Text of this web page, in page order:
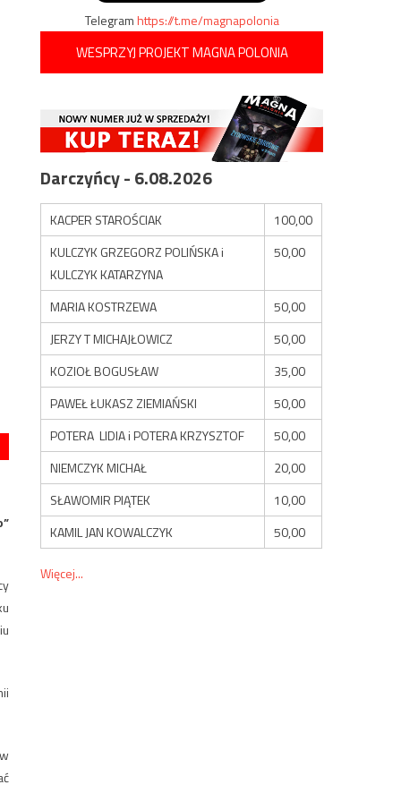
Telegramhttps://t.me/magnapolonia
WESPRZYJ PROJEKT MAGNA POLONIA
Darczyńcy - 6.08.2026
KACPER STAROŚCIAK
100,00
KULCZYK GRZEGORZ POLIŃSKA i
KULCZYK KATARZYNA
50,00
MARIA KOSTRZEWA
50,00
JERZY T MICHAJŁOWICZ
50,00
KOZIOŁ BOGUSŁAW
35,00
PAWEŁ ŁUKASZ ZIEMIAŃSKI
50,00
POTERA LIDIA i POTERA KRZYSZTOF
50,00
NIEMCZYK MICHAŁ
20,00
SŁAWOMIR PIĄTEK
10,00
KAMIL JAN KOWALCZYK
50,00
Więcej...